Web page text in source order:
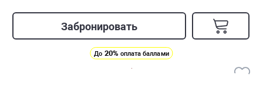
Забронировать
До 20% оплата баллами